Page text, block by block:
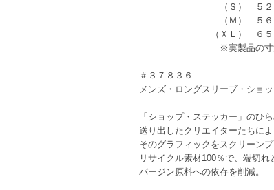
（Ｓ） ５２
（Ｍ） ５６
（ＸＬ） ６５
※実製品の寸法と若干
＃３７８３６
メンズ・ロングスリーブ・ショ
「ショップ・ステッカー」のひ
送り出したクリエイターたちによ
そのグラフィックをスクリーン
リサイクル素材100％で、端切
バージン原料への依存を削減。